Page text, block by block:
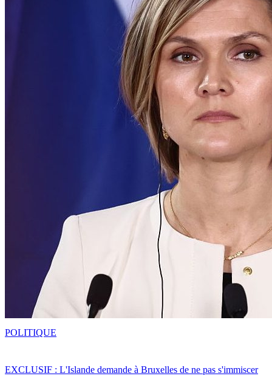
EXCLUSIF : L'Islande demande à Bruxelles de ne pas s'immiscer
POLITIQUE